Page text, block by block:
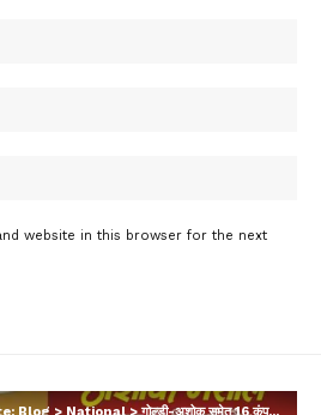
website in this browser for the next
Blog> National>गोल्डी-अशोक समेत 16 कंपनियों के मसाले खाने योग्य नहीं